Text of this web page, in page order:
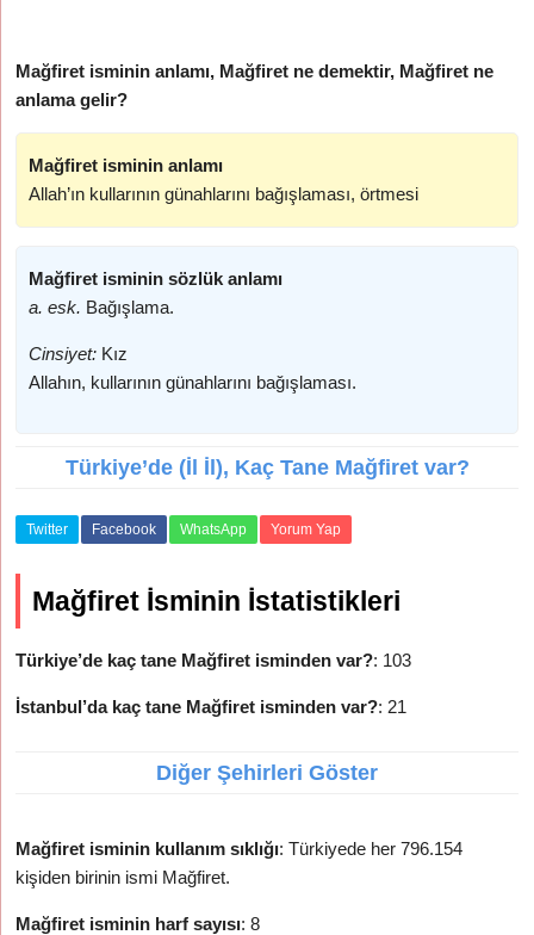
Mağfiret isminin anlamı, Mağfiret ne demektir, Mağfiret ne
anlama gelir?
Mağfiret isminin anlamı
Allah’ın kullarının günahlarını bağışlaması, örtmesi
Mağfiret isminin sözlük anlamı
a. esk. Bağışlama.
Cinsiyet: Kız
Allahın, kullarının günahlarını bağışlaması.
Türkiye’de (İl İl), Kaç Tane Mağfiret var?
Twitter Facebook WhatsApp Yorum Yap
Mağfiret İsminin İstatistikleri
Türkiye’de kaç tane Mağfiret isminden var?: 103
İstanbul’da kaç tane Mağfiret isminden var?: 21
Diğer Şehirleri Göster
Mağfiret isminin kullanım sıklığı: Türkiyede her 796.154
kişiden birinin ismi Mağfiret.
Mağfiret isminin harf sayısı: 8